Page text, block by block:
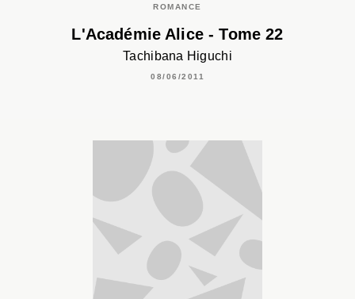
ROMANCE
L'Académie Alice - Tome 22
Tachibana Higuchi
08/06/2011